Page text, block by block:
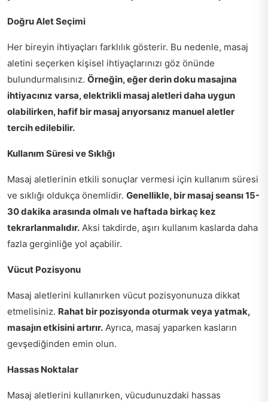
Doğru Alet Seçimi
Her bireyin ihtiyaçları farklılık gösterir. Bu nedenle, masaj
aletini seçerken kişisel ihtiyaçlarınızı göz önünde
bulundurmalısınız. Örneğin, eğer derin doku masajına
ihtiyacınız varsa, elektrikli masaj aletleri daha uygun
olabilirken, hafif bir masaj arıyorsanız manuel aletler
tercih edilebilir.
Kullanım Süresi ve Sıklığı
Masaj aletlerinin etkili sonuçlar vermesi için kullanım süresi
ve sıklığı oldukça önemlidir. Genellikle, bir masaj seansı 15-
30 dakika arasında olmalı ve haftada birkaç kez
tekrarlanmalıdır. Aksi takdirde, aşırı kullanım kaslarda daha
fazla gerginliğe yol açabilir.
Vücut Pozisyonu
Masaj aletlerini kullanırken vücut pozisyonunuza dikkat
etmelisiniz. Rahat bir pozisyonda oturmak veya yatmak,
masajın etkisini artırır. Ayrıca, masaj yaparken kasların
gevşediğinden emin olun.
Hassas Noktalar
Masaj aletlerini kullanırken, vücudunuzdaki hassas